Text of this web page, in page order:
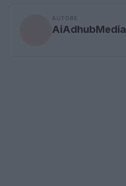
AUTORE
AiAdhubMedia